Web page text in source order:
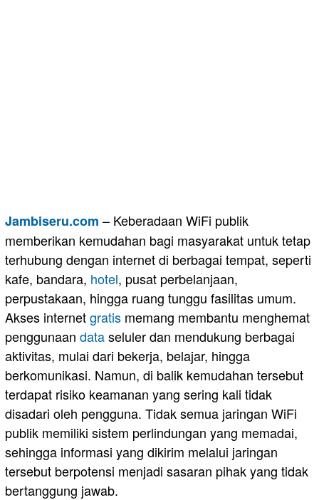
Jambiseru.com – Keberadaan WiFi publik
memberikan kemudahan bagi masyarakat untuk tetap
terhubung dengan internet di berbagai tempat, seperti
kafe, bandara, hotel, pusat perbelanjaan,
perpustakaan, hingga ruang tunggu fasilitas umum.
Akses internetgratis memang membantu menghemat
penggunaan dataseluler dan mendukung berbagai
aktivitas, mulai dari bekerja, belajar, hingga
berkomunikasi. Namun, di balik kemudahan tersebut
terdapat risiko keamanan yang sering kali tidak
disadari oleh pengguna. Tidak semua jaringan WiFi
publik memiliki sistem perlindungan yang memadai,
sehingga informasi yang dikirim melalui jaringan
tersebut berpotensi menjadi sasaran pihak yang tidak
bertanggung jawab.